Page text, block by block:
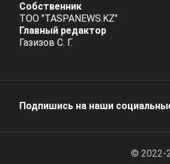
Собственник
ТОО "TASPANEWS.KZ"
Главный редактор
Газизов С. Г.
Подпишись на наши
© 2022-